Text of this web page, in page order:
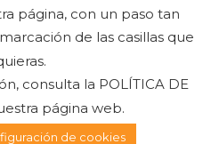
los derechos reservados | Web
Grupo Piquer
página, con un paso tan
de las casillas que
consulta la POLÍTICA DE
página web.
de cookies